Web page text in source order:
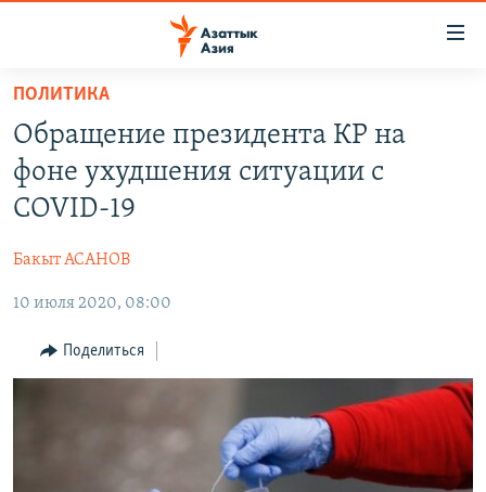
Вернуться
основному
содержанию
Вернутся
главной
Вернутся
поиску
ЦЕНТРАЛЬНАЯ АЗИЯ
КАЗАХСТАН
КЫРГЫЗСТАН
НОВОСТИ
ВОЙНА В УКРАИНЕ
КЫРГЫЗЧА
ЎЗБЕКЧА
ПОЛИТИКА
Обращение президента КР на
фоне ухудшения ситуации с
COVID-19
Бакыт АСАНОВ
10 июля 2020, 08:00
Поделиться